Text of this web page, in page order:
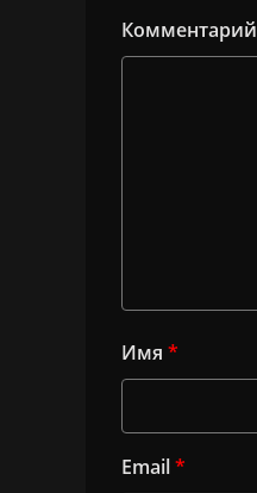
Комментарий
Имя *
Email*